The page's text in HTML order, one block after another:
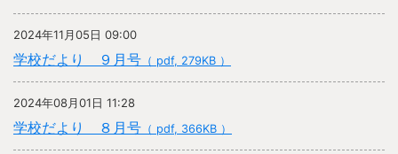
2024年11月05日 09:00
学校だより ９月号 （ pdf, 279KB ）
2024年08月01日 11:28
学校だより ８月号 （ pdf, 366KB ）